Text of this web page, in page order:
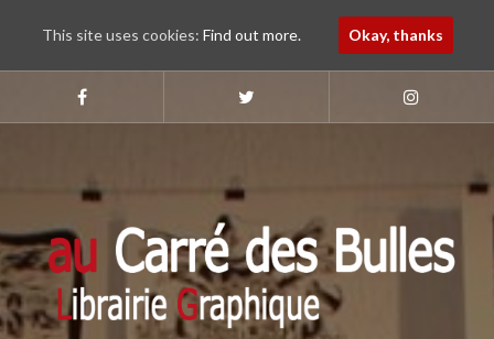
nous
nous
nous
This site uses cookies: Find out more. Okay, thanks